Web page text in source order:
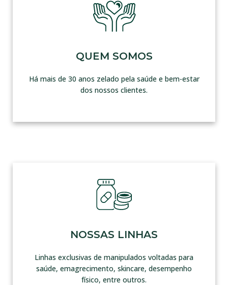
QUEM SOMOS
Há mais de 30 anos zelado pela saúde e bem-estar
dos nossos clientes.
NOSSAS LINHAS
Linhas exclusivas de manipulados voltadas para
saúde, emagrecimento, skincare, desempenho
físico, entre outros.